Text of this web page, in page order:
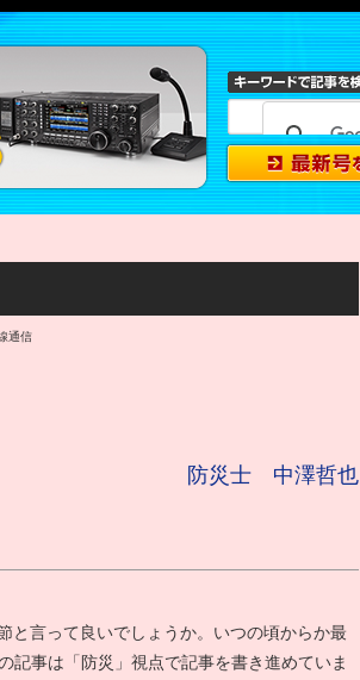
通信
防災士 中澤哲也
と言って良いでしょうか。いつの頃からか最
事は「防災」視点で記事を書き進めていま